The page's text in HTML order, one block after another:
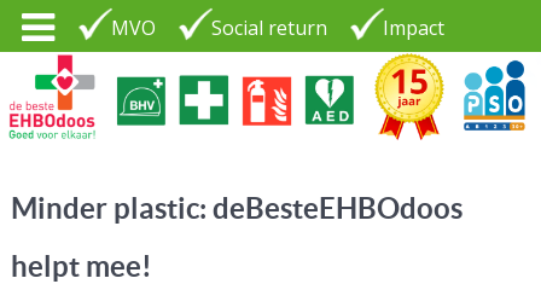
MVO Social return Impact
PSO30+
Tel. 035 - 7370265
LOGIN |
CONTACT
Minder plastic: deBesteEHBOdoos
helpt mee!